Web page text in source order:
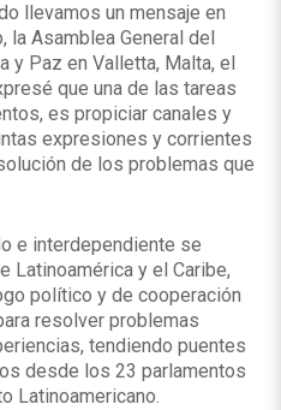
llevamos un mensaje en
Asamblea General del
y Paz en Valletta, Malta, el
que una de las tareas
es propiciar canales y
expresiones y corrientes
de los problemas que
e interdependiente se
Latinoamérica y el Caribe,
político y de cooperación
resolver problemas
tendiendo puentes
desde los 23 parlamentos
Latinoamericano.